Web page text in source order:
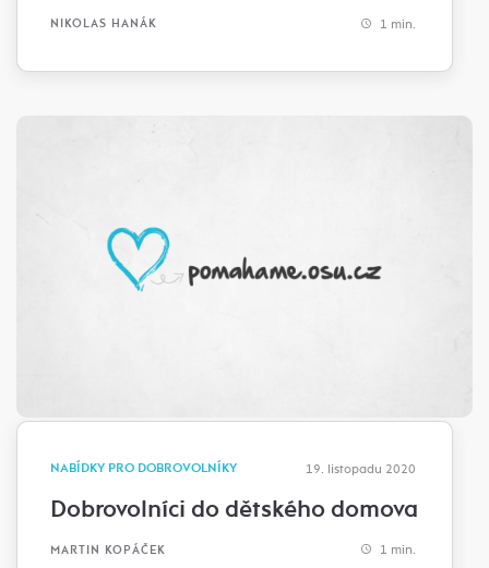
NIKOLAS HANÁK 1 min.
NABÍDKY PRO DOBROVOLNÍKY 19. listopadu 2020
Dobrovolníci do dětského domova
MARTIN KOPÁČEK 1 min.